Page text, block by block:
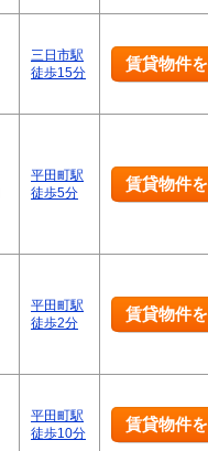
三日市駅
徒歩15分
賃貸物件
平田町駅
徒歩5分
賃貸物件
平田町駅
徒歩2分
賃貸物件
平田町駅
徒歩10分
賃貸物件